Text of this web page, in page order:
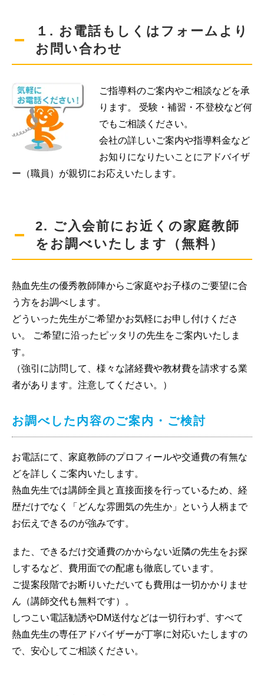
１. お電話もしくはフォームより
お問い合わせ
ご指導料のご案内やご相談などを承
ります。 受験・補習・不登校など何
でもご相談ください。
会社の詳しいご案内や指導料金など
お知りになりたいことにアドバイザ
ー（職員）が親切にお応えいたします。
2. ご入会前にお近くの家庭教師
をお調べいたします（無料）
熱血先生の優秀教師陣からご家庭やお子様のご要望に合
う方をお調べします。
どういった先生がご希望かお気軽にお申し付けくださ
い。 ご希望に沿ったピッタリの先生をご案内いたしま
す。
（強引に訪問して、様々な諸経費や教材費を請求する業
者があります。注意してください。）
お調べした内容のご案内・ご検討
お電話にて、家庭教師のプロフィールや交通費の有無な
どを詳しくご案内いたします。
熱血先生では講師全員と直接面接を行っているため、経
歴だけでなく「どんな雰囲気の先生か」という人柄まで
お伝えできるのが強みです。
また、できるだけ交通費のかからない近隣の先生をお探
しするなど、費用面での配慮も徹底しています。
ご提案段階でお断りいただいても費用は一切かかりませ
ん（講師交代も無料です）。
しつこい電話勧誘やDM送付などは一切行わず、すべて
熱血先生の専任アドバイザーが丁寧に対応いたしますの
で、安心してご相談ください。